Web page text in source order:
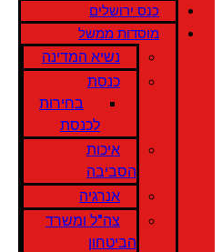
כנס ירושלים
מוסדות ממשל
נשיא המדינה
כנסת
בחירות
לכנסת
איכות
הסביבה
אנרגיה
צה"ל ומשרד
הביטחון